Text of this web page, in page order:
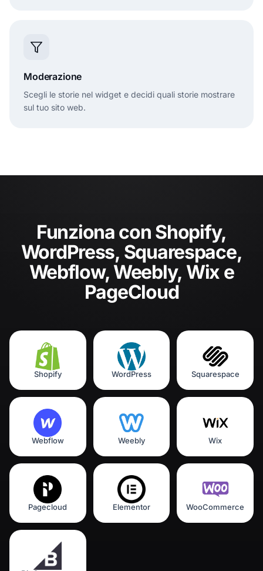
Moderazione
Scegli le storie nel widget e decidi quali storie mostrare
sul tuo sito web.
Funziona con Shopify,
WordPress, Squarespace,
Webflow, Weebly, Wix e
PageCloud
Shopify WordPress Squarespace
Webflow Weebly Wix
Pagecloud Elementor WooCommerce